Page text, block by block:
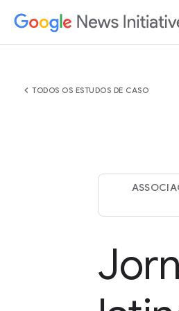
chevron_left TODOS OS ESTUDOS DE CASO